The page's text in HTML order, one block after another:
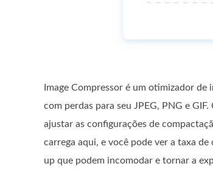
Image Compressor é um otimizador
com perdas para seu JPEG, PNG e
ajustar as configurações de
carrega aqui, e você pode ver a taxa
up que podem incomodar e tornar a